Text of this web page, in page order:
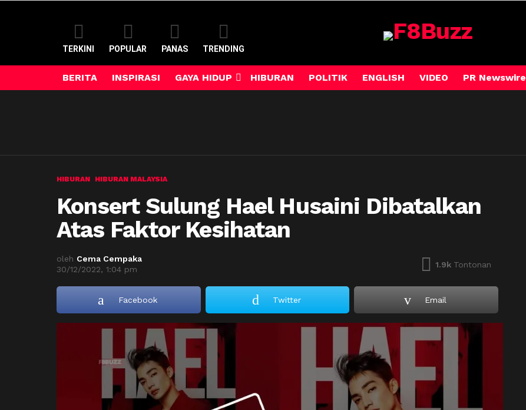
TERKINI POPULAR PANAS TRENDING
BERITA INSPIRASI GAYA HIDUP HIBURAN POLITIK ENGLISH VIDEO PR Newswire
HIBURAN HIBURAN MALAYSIA
Konsert Sulung Hael Husaini Dibatalkan
Atas Faktor Kesihatan
oleh Cema Cempaka
30/12/2022, 1:04 pm
1.9k Tontonan
Facebook Twitter Email